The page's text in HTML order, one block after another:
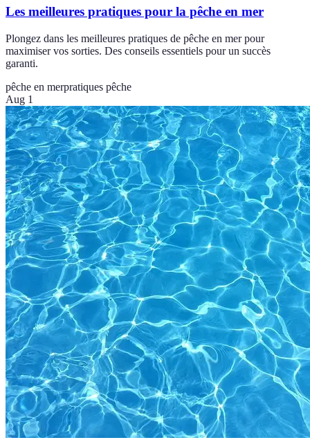
Les meilleures pratiques pour la pêche en mer
Plongez dans les meilleures pratiques de pêche en mer pour
maximiser vos sorties. Des conseils essentiels pour un succès
garanti.
pêche en merpratiques pêche
Aug 1